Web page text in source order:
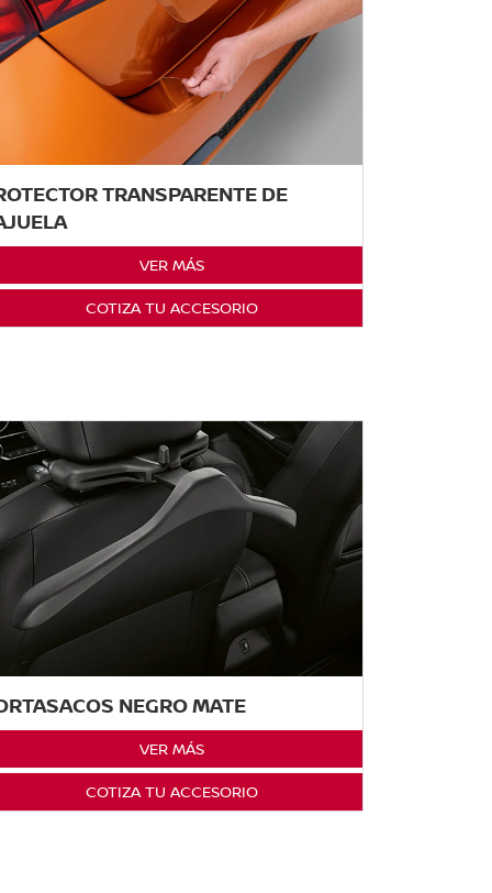
TRANSPARENTE DE
VER MÁS
COTIZA TU ACCESORIO
NEGRO MATE
VER MÁS
COTIZA TU ACCESORIO